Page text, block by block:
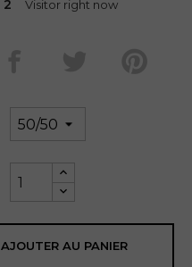
3 Visitor right now
AJOUTER AU PANIER